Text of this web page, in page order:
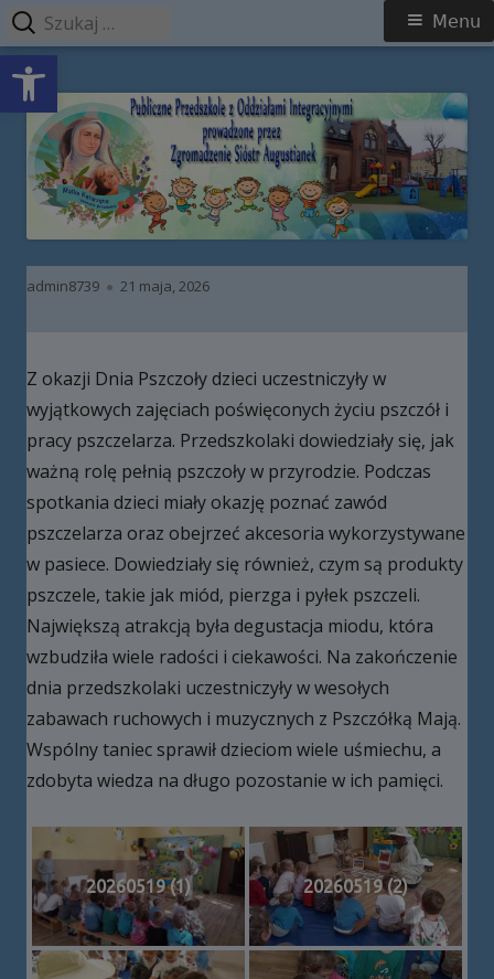
Open toolbar
Przeskocz
treści
Publiczne Przedszkole z Oddziałami
Integracyjnymi prowadzone przez
Zgromadzenie Sióstr Augustianek
Menu
główne
Menu
Autor
admin8739 Opublikowano
21 maja, 2026
Z okazji Dnia Pszczoły dzieci uczestniczyły w
wyjątkowych zajęciach poświęconych życiu pszczół i
pracy pszczelarza. Przedszkolaki dowiedziały się, jak
ważną rolę pełnią pszczoły w przyrodzie. Podczas
spotkania dzieci miały okazję poznać zawód
pszczelarza oraz obejrzeć akcesoria wykorzystywane
w pasiece. Dowiedziały się również, czym są produkty
pszczele, takie jak miód, pierzga i pyłek pszczeli.
Największą atrakcją była degustacja miodu, która
wzbudziła wiele radości i ciekawości. Na zakończenie
dnia przedszkolaki uczestniczyły w wesołych
zabawach ruchowych i muzycznych z Pszczółką Mają.
Wspólny taniec sprawił dzieciom wiele uśmiechu, a
zdobyta wiedza na długo pozostanie w ich pamięci.
20260519 (1) 20260519 (2)